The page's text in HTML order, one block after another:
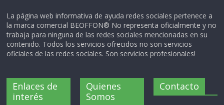
La página web informativa de ayuda redes sociales pertenece a
la marca comercial BEOFFON® No representa oficialmente y no
trabaja para ninguna de las redes sociales mencionadas en su
contenido. Todos los servicios ofrecidos no son servicios
oficiales de las redes sociales. Son servicios profesionales!
Enlaces de
interés
Quienes
Somos
Contacto